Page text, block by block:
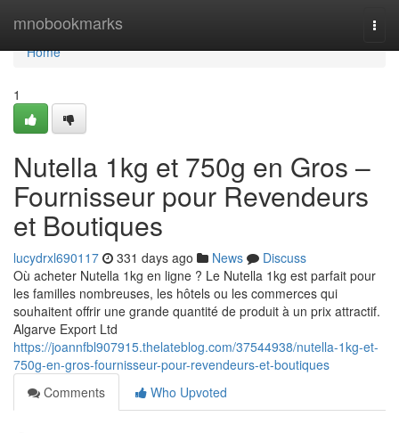
mnobookmarks
Home
Home
1
Nutella 1kg et 750g en Gros –
Fournisseur pour Revendeurs
et Boutiques
lucydrxl690117 331 days ago News
Discuss
Où acheter Nutella 1kg en ligne ? Le Nutella 1kg est parfait pour
les familles nombreuses, les hôtels ou les commerces qui
souhaitent offrir une grande quantité de produit à un prix attractif.
Algarve Export Ltd
https://joannfbl907915.thelateblog.com/37544938/nutella-1kg-et-
750g-en-gros-fournisseur-pour-revendeurs-et-boutiques
Comments
Who Upvoted